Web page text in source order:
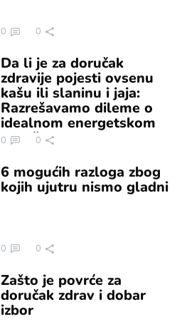
0 0
Da li je za doručak
zdravije pojesti ovsenu
kašu ili slaninu i jaja:
Razrešavamo dileme o
idealnom energetskom
doručku
0 0
6 mogućih razloga zbog
kojih ujutru nismo gladni
0 0
Zašto je povrće za
doručak zdrav i dobar
izbor